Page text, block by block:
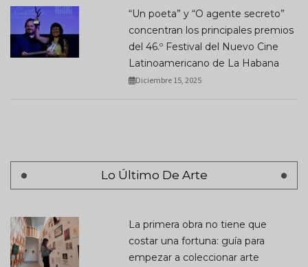
“Un poeta” y “O agente secreto”
concentran los principales premios
del 46.º Festival del Nuevo Cine
Latinoamericano de La Habana
Diciembre 15, 2025
Lo Último De Arte
La primera obra no tiene que
costar una fortuna: guía para
empezar a coleccionar arte